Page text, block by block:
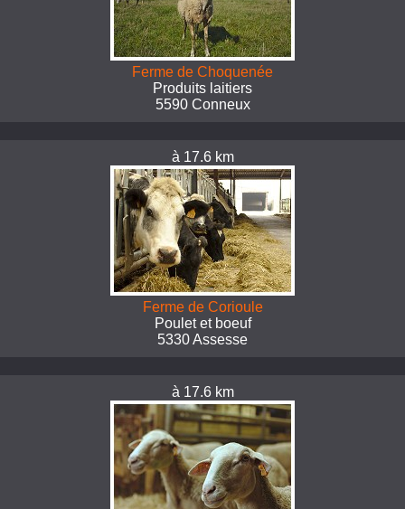
Ferme de Choquenée
Produits laitiers
5590 Conneux
à 17.6 km
Ferme de Corioule
Poulet et boeuf
5330 Assesse
à 17.6 km